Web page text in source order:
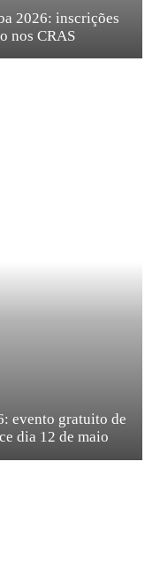
2026: inscrições
nos CRAS
evento gratuito de
dia 12 de maio